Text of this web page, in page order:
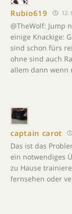
Rubio619 12.
@TheWolf: Jump
einige Knackige:
sind schon fürs
ohne sind auch
allem dann wenn
captain carot
Das ist das
ein notwendiges
zu Hause
fernsehen oder